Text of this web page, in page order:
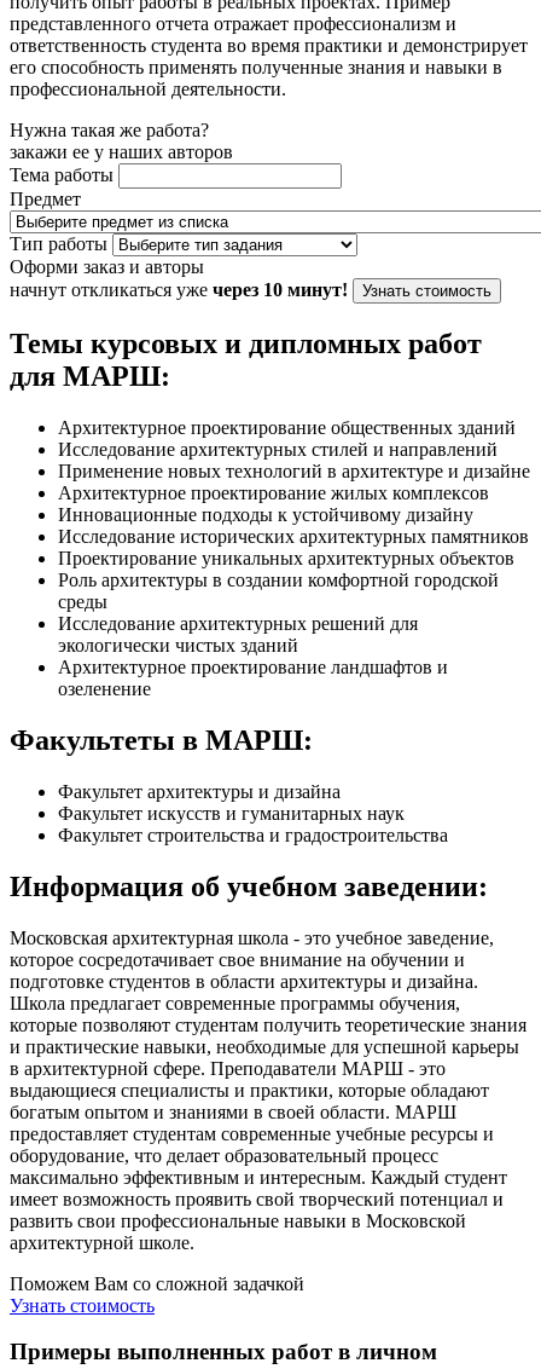
представленного отчета отражает профессионализм и
ответственность студента во время практики и демонстрирует
его способность применять полученные знания и навыки в
профессиональной деятельности.
Нужна такая же работа?
закажи ее у наших авторов
Тема работы
Предмет
Тип работы
Оформи заказ и авторы
начнут откликаться уже через 10 минут! Узнать стоимость
Темы курсовых и дипломных работ
для МАРШ:
Архитектурное проектирование общественных зданий
Исследование архитектурных стилей и направлений
Применение новых технологий в архитектуре и дизайне
Архитектурное проектирование жилых комплексов
Инновационные подходы к устойчивому дизайну
Исследование исторических архитектурных памятников
Проектирование уникальных архитектурных объектов
Роль архитектуры в создании комфортной городской
среды
Исследование архитектурных решений для
экологически чистых зданий
Архитектурное проектирование ландшафтов и
озеленение
Факультеты в МАРШ:
Факультет архитектуры и дизайна
Факультет искусств и гуманитарных наук
Факультет строительства и градостроительства
Информация об учебном заведении:
Московская архитектурная школа - это учебное заведение,
которое сосредотачивает свое внимание на обучении и
подготовке студентов в области архитектуры и дизайна.
Школа предлагает современные программы обучения,
которые позволяют студентам получить теоретические знания
и практические навыки, необходимые для успешной карьеры
в архитектурной сфере. Преподаватели МАРШ - это
выдающиеся специалисты и практики, которые обладают
богатым опытом и знаниями в своей области. МАРШ
предоставляет студентам современные учебные ресурсы и
оборудование, что делает образовательный процесс
максимально эффективным и интересным. Каждый студент
имеет возможность проявить свой творческий потенциал и
развить свои профессиональные навыки в Московской
архитектурной школе.
Поможем Вам со сложной задачкой
Узнать стоимость
Примеры выполненных работ в личном